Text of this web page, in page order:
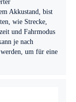
Akkustand, bist
wie Strecke,
und Fahrmodus
je nach
um für eine